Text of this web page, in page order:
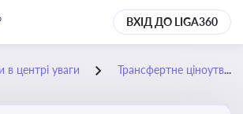
ВХІД ДО LIGA360
в центрі уваги Трансфертне ціноутворення